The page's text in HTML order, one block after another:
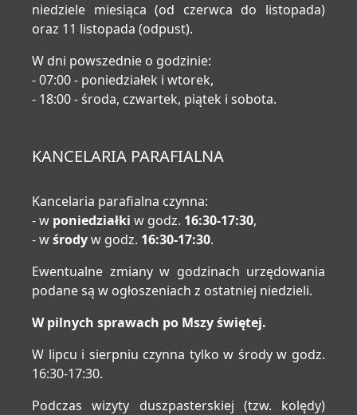
niedziele miesiąca (od czerwca do listopada)
oraz 11 listopada (odpust).
W dni powszednie o godzinie:
- 07:00 - poniedziałek i wtorek,
- 18:00 - środa, czwartek, piątek i sobota.
KANCELARIA PARAFIALNA
Kancelaria parafialna czynna:
- w poniedziałki w godz. 16:30-17:30,
- wśrodyw godz. 16:30-17:30.
Ewentualne zmiany w godzinach urzędowania
podane są w ogłoszeniach z ostatniej niedzieli.
W pilnych sprawach po Mszy świętej.
W lipcu i sierpniu czynna tylko w środy w godz.
16:30-17:30.
Podczas wizyty duszpasterskiej (tzw. kolędy)